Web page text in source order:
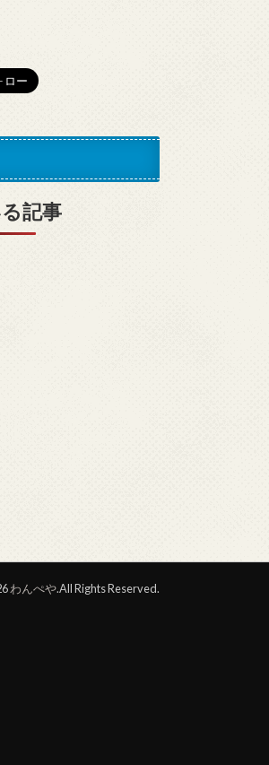
記事
わんぺや.All Rights Reserved.